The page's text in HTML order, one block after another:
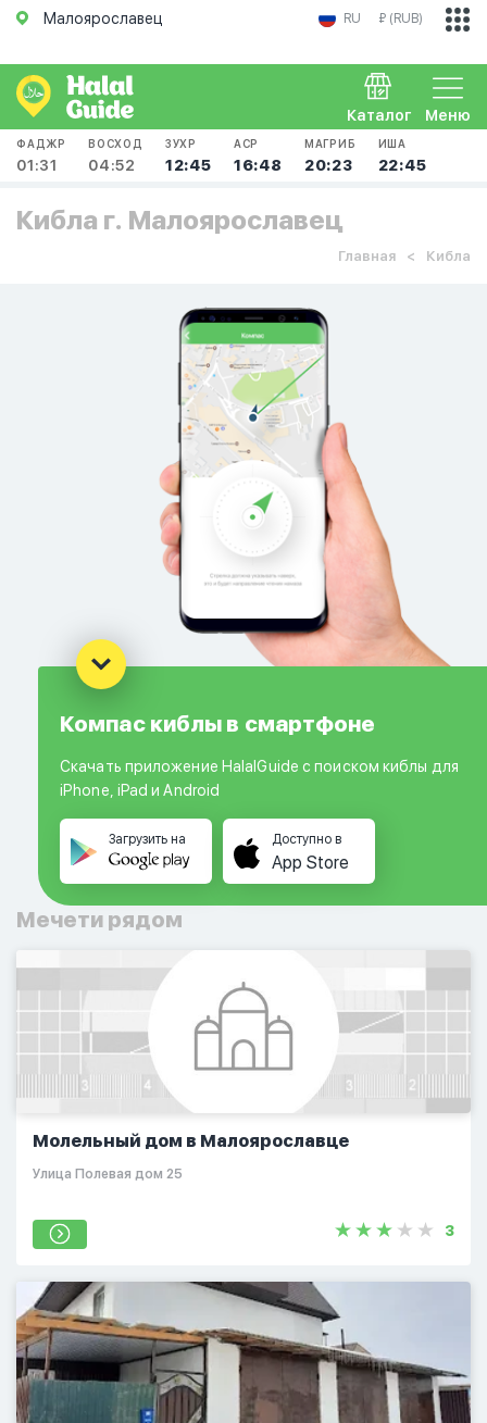
Малоярославец RU ₽ (RUB)
Меню
Каталог
ФАДЖР
01:31
ВОСХОД
04:52
ЗУХР
12:45
АСР
16:48
МАГРИБ
20:23
ИША
22:45
Кибла г. Малоярославец
Главная Кибла
Компас киблы в смартфоне
Скачать приложение HalalGuide с поиском киблы для
iPhone, iPad и Android
Загрузить на Доступно в
App Store
Мечети рядом
Молельный дом в Малоярославце
Улица Полевая дом 25
3